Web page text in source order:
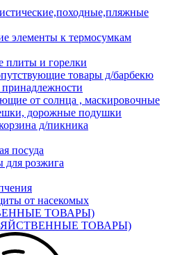
элементы к термосумкам
плиты и горелки
товары д/барбекю
от солнца , маскировочные
дорожные подушки
д/пикника
посуда
для розжига
от насекомых
ТОВАРЫ)
ТОВАРЫ)